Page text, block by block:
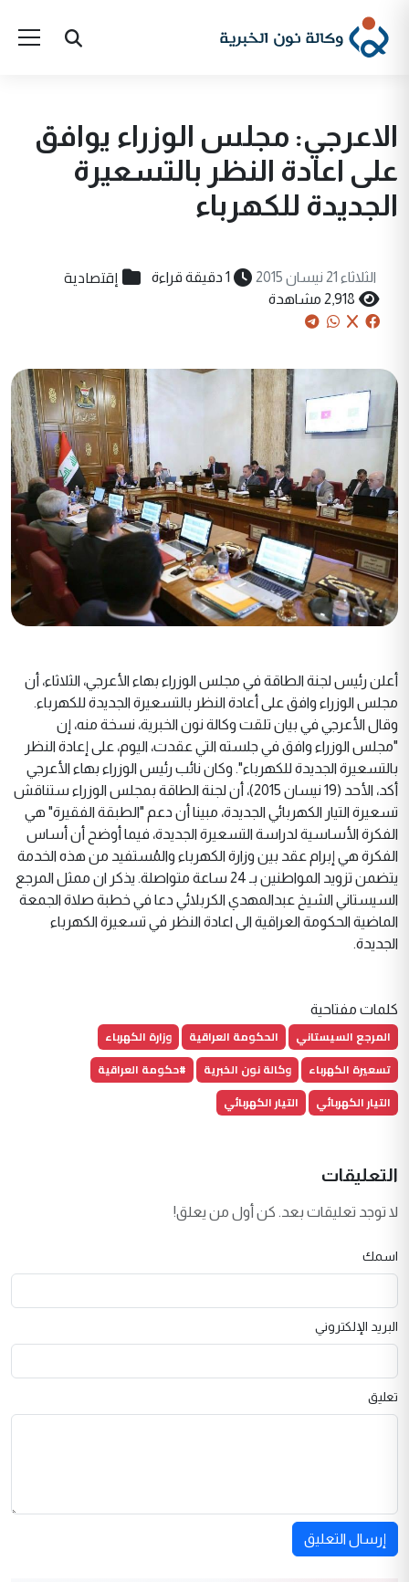
الاعرجي: مجلس الوزراء يوافق
على اعادة النظر بالتسعيرة
الجديدة للكهرباء
الثلاثاء 21 نيسان 2015 1 دقيقة قراءة إقتصادية
2,918 مشاهدة
أعلن رئيس لجنة الطاقة في مجلس الوزراء بهاء الأعرجي، الثلاثاء، أن
مجلس الوزراء وافق على أعادة النظر بالتسعيرة الجديدة للكهرباء.
وقال الأعرجي في بيان تلقت وكالة نون الخبرية، نسخة منه، إن
"مجلس الوزراء وافق في جلسته التي عقدت، اليوم، على إعادة النظر
بالتسعيرة الجديدة للكهرباء". وكان نائب رئيس الوزراء بهاء الأعرجي
أكد، الأحد (19 نيسان 2015)، أن لجنة الطاقة بمجلس الوزراء ستناقش
تسعيرة التيار الكهربائي الجديدة، مبينا أن دعم "الطبقة الفقيرة" هي
الفكرة الأساسية لدراسة التسعيرة الجديدة، فيما أوضح أن أساس
الفكرة هي إبرام عقد بين وزارة الكهرباء والمُستفيد من هذه الخدمة
يتضمن تزويد المواطنين بـ 24 ساعة متواصلة. يذكر ان ممثل المرجع
السيستاني الشيخ عبدالمهدي الكربلائي دعا في خطبة صلاة الجمعة
الماضية الحكومة العراقية الى اعادة النظر في تسعيرة الكهرباء
الجديدة.
كلمات مفتاحية
المرجع السيستاني الحكومة العراقية
وزارة الكهرباء
تسعيرة الكهرباء
وكالة نون الخبرية
#حكومة العراقية
التيار الكهربائي
التيار الكهربائي
التعليقات
لا توجد تعليقات بعد. كن أول من يعلق!
اسمك
البريد الإلكتروني
تعليق
إرسال التعليق